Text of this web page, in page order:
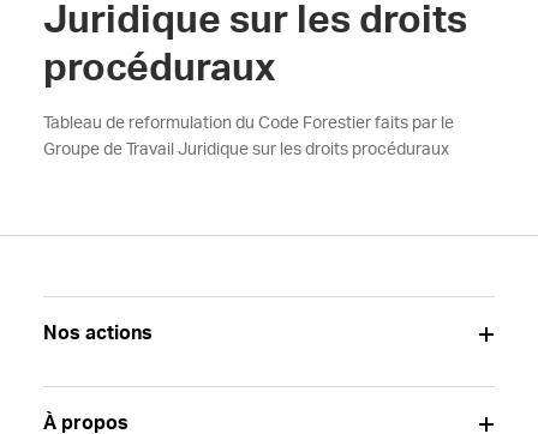
Juridique sur les droits
procéduraux
Tableau de reformulation du Code Forestier faits par le
Groupe de Travail Juridique sur les droits procéduraux
Nos actions
À propos